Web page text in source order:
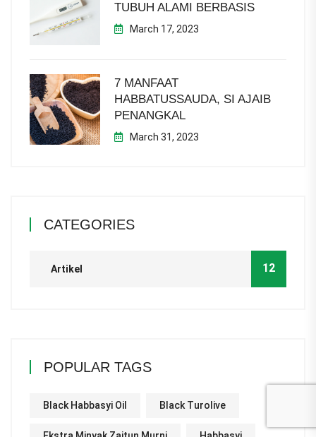
TUBUH ALAMI BERBASIS
March 17, 2023
7 MANFAAT
HABBATUSSAUDA, SI AJAIB
PENANGKAL
March 31, 2023
CATEGORIES
Artikel 12
POPULAR TAGS
Black Habbasyi Oil Black Turolive